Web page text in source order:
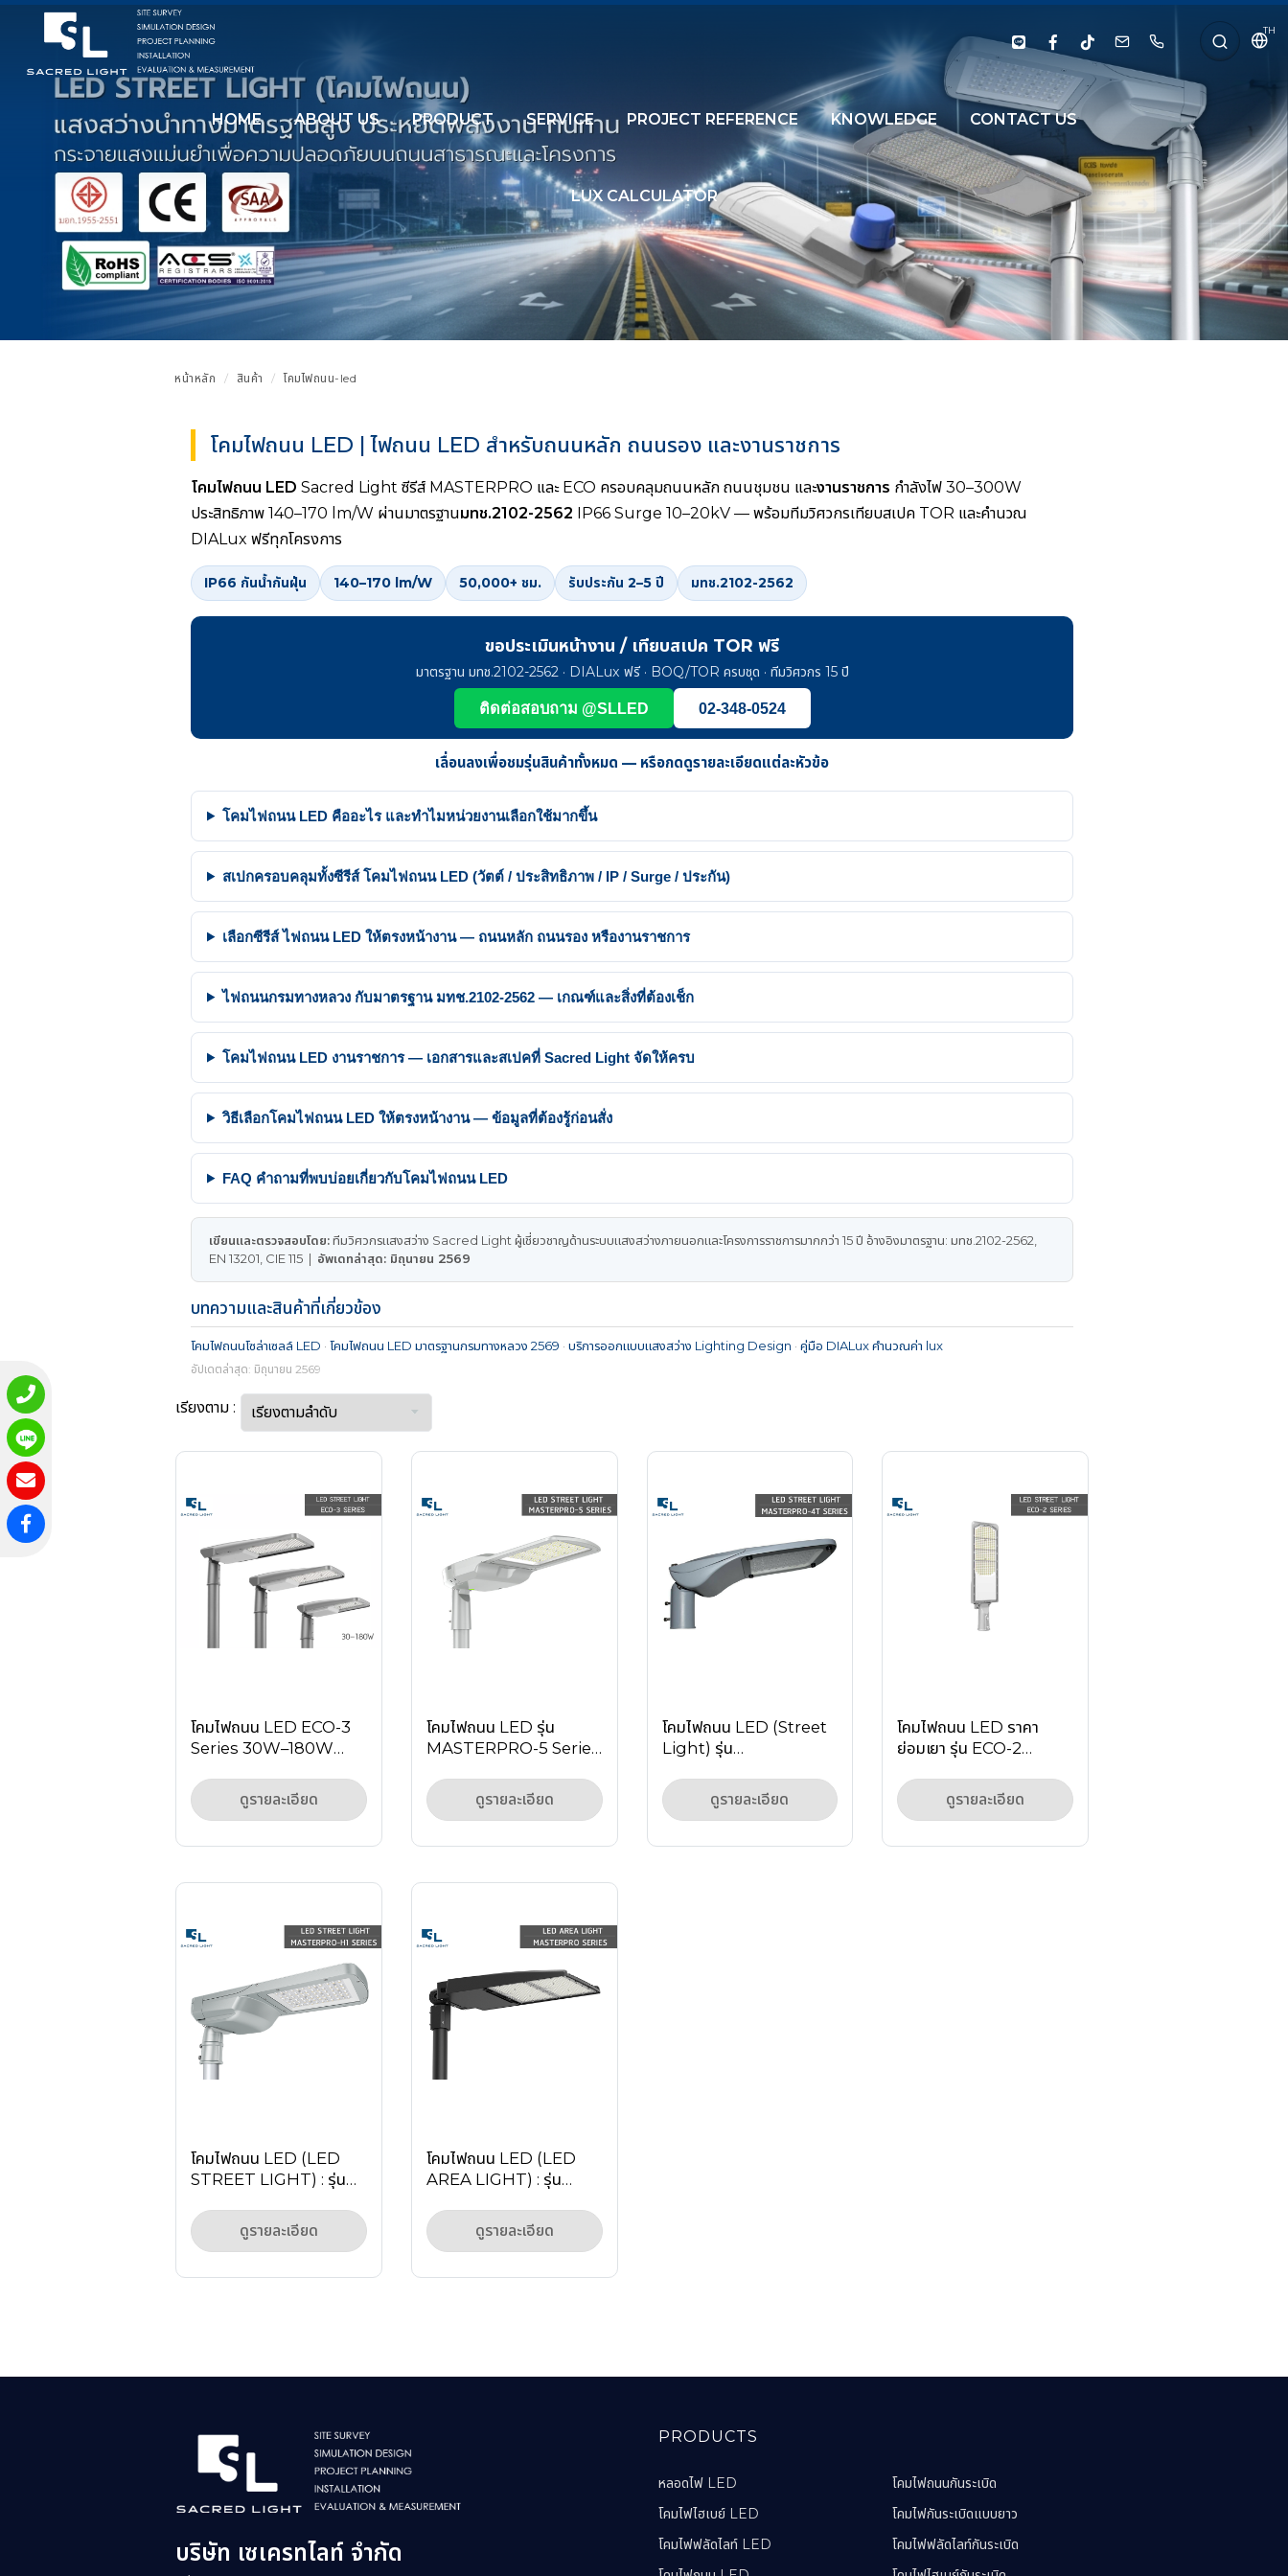
TH
HOME ABOUT US PRODUCT SERVICE PROJECT REFERENCE KNOWLEDGE CONTACT US
LUX CALCULATOR
หน้าหลัก สินค้า โคมไฟถนน-led
โคมไฟถนน LED | ไฟถนน LED สำหรับถนนหลัก ถนนรอง และงานราชการ
โคมไฟถนน LED Sacred Light ซีรีส์ MASTERPRO และ ECO ครอบคลุมถนนหลัก ถนนชุมชน และงานราชการ กำลังไฟ 30–300W
ประสิทธิภาพ 140–170 lm/W ผ่านมาตรฐานมทช.2102-2562 IP66 Surge 10–20kV — พร้อมทีมวิศวกรเทียบสเปค TOR และคำนวณ
DIALux ฟรีทุกโครงการ
IP66 กันน้ำกันฝุ่น 140–170 lm/W 50,000+ ชม. รับประกัน 2–5 ปี มทช.2102-2562
ขอประเมินหน้างาน / เทียบสเปค TOR ฟรี
มาตรฐาน มทช.2102-2562 · DIALux ฟรี · BOQ/TOR ครบชุด · ทีมวิศวกร 15 ปี
ติดต่อสอบถาม @SLLED 02-348-0524
เลื่อนลงเพื่อชมรุ่นสินค้าทั้งหมด — หรือกดดูรายละเอียดแต่ละหัวข้อ
โคมไฟถนน LED คืออะไร และทำไมหน่วยงานเลือกใช้มากขึ้น
สเปกครอบคลุมทั้งซีรีส์ โคมไฟถนน LED (วัตต์ / ประสิทธิภาพ / IP / Surge / ประกัน)
เลือกซีรีส์ ไฟถนน LED ให้ตรงหน้างาน — ถนนหลัก ถนนรอง หรืองานราชการ
ไฟถนนกรมทางหลวง กับมาตรฐาน มทช.2102-2562 — เกณฑ์และสิ่งที่ต้องเช็ก
โคมไฟถนน LED งานราชการ — เอกสารและสเปคที่ Sacred Light จัดให้ครบ
วิธีเลือกโคมไฟถนน LED ให้ตรงหน้างาน — ข้อมูลที่ต้องรู้ก่อนสั่ง
FAQ คำถามที่พบบ่อยเกี่ยวกับโคมไฟถนน LED
เขียนและตรวจสอบโดย:ทีมวิศวกรแสงสว่าง Sacred Light ผู้เชี่ยวชาญด้านระบบแสงสว่างภายนอกและโครงการราชการมากกว่า 15 ปี อ้างอิงมาตรฐาน: มทช.2102-2562,
EN 13201, CIE 115 | อัพเดทล่าสุด: มิถุนายน 2569
บทความและสินค้าที่เกี่ยวข้อง
โคมไฟถนนโซล่าเซลล์ LED · โคมไฟถนน LED มาตรฐานกรมทางหลวง 2569 · บริการออกแบบแสงสว่าง Lighting Design · คู่มือ DIALux คำนวณค่า lux
อัปเดตล่าสุด: มิถุนายน 2569
เรียงตาม :
โคมไฟถนน LED ECO-3
Series 30W–180W
และพื้นที่กลางแจ้ง
ดูรายละเอียด
โคมไฟถนน LED รุ่น
MASTERPRO-5 Series
โรงงาน
ดูรายละเอียด
โคมไฟถนน LED (Street
Light) รุ่น
Series เลนส์กว้าง ลด
จุดบอด
ดูรายละเอียด
โคมไฟถนน LED ราคา
ย่อมเยา รุ่น ECO-2
หมู่บ้านจัดสรรดูรายละเอียด
โคมไฟถนน LED (LED
STREET LIGHT) : รุ่น
Series
ดูรายละเอียด
โคมไฟถนน LED (LED
AREA LIGHT) : รุ่น
ดูรายละเอียด
บริษัท เซเครทไลท์ จำกัด
PRODUCTS
หลอดไฟ LED
โคมไฟไฮเบย์ LED
โคมไฟฟลัดไลท์ LED
โคมไฟถนนกันระเบิด
โคมไฟกันระเบิดแบบยาว
โคมไฟฟลัดไลท์กันระเบิด